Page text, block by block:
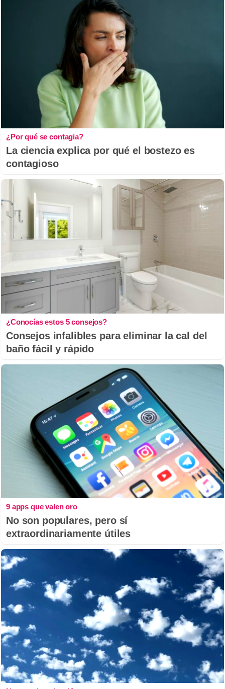
¿Por qué se contagia?
La ciencia explica por qué el bostezo es
contagioso
¿Conocías estos 5 consejos?
Consejos infalibles para eliminar la cal del
baño fácil y rápido
9 apps que valen oro
No son populares, pero sí
extraordinariamente útiles